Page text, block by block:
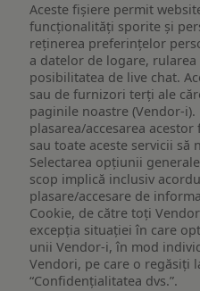
Aceste fișiere permit
funcționalități sporite și
reţinerea preferinţelor
a datelor de logare,
posibilitatea de live chat.
sau de furnizori terți ale
paginile noastre (Vendor-
plasarea/accesarea
sau toate aceste servicii să
Selectarea opțiunii
scop implică inclusiv
plasare/accesare de
Cookie, de către toți
excepția situației în care
unii Vendor-i, în mod
Vendori, pe care o regăsiți
“Confidențialitatea dvs.”.